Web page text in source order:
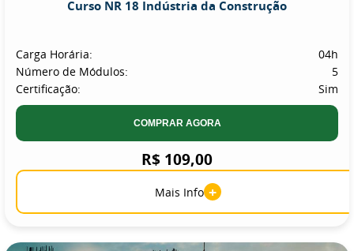
Curso NR 18 Indústria da Construção
Carga Horária:
04h
Número de Módulos:
5
Certificação:
Sim
COMPRAR AGORA
R$ 109,00
Mais Info +